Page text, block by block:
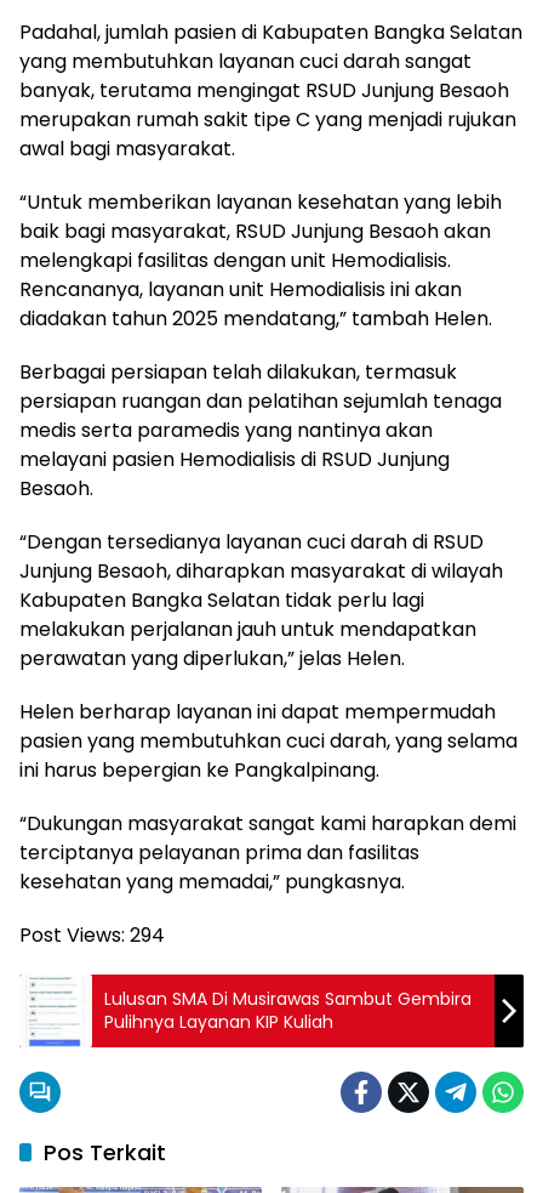
Padahal, jumlah pasien di Kabupaten Bangka Selatan
yang membutuhkan layanan cuci darah sangat
banyak, terutama mengingat RSUD Junjung Besaoh
merupakan rumah sakit tipe C yang menjadi rujukan
awal bagi masyarakat.
“Untuk memberikan layanan kesehatan yang lebih
baik bagi masyarakat, RSUD Junjung Besaoh akan
melengkapi fasilitas dengan unit Hemodialisis.
Rencananya, layanan unit Hemodialisis ini akan
diadakan tahun 2025 mendatang,” tambah Helen.
Berbagai persiapan telah dilakukan, termasuk
persiapan ruangan dan pelatihan sejumlah tenaga
medis serta paramedis yang nantinya akan
melayani pasien Hemodialisis di RSUD Junjung
Besaoh.
“Dengan tersedianya layanan cuci darah di RSUD
Junjung Besaoh, diharapkan masyarakat di wilayah
Kabupaten Bangka Selatan tidak perlu lagi
melakukan perjalanan jauh untuk mendapatkan
perawatan yang diperlukan,” jelas Helen.
Helen berharap layanan ini dapat mempermudah
pasien yang membutuhkan cuci darah, yang selama
ini harus bepergian ke Pangkalpinang.
“Dukungan masyarakat sangat kami harapkan demi
terciptanya pelayanan prima dan fasilitas
kesehatan yang memadai,” pungkasnya.
Post Views: 294
Lulusan SMA Di Musirawas Sambut Gembira
Pulihnya Layanan KIP Kuliah
Pos Terkait